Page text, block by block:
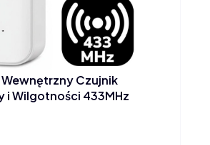
Czujnik
i Wilgotności 433MHz